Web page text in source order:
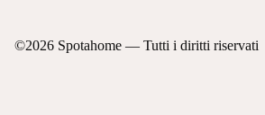
©2026 Spotahome — Tutti i diritti riservati